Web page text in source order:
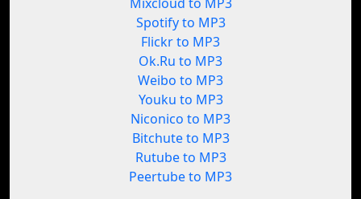
Spotify to MP3
Flickr to MP3
Ok.Ru to MP3
Weibo to MP3
Youku to MP3
Niconico to MP3
Bitchute to MP3
Rutube to MP3
Peertube to MP3